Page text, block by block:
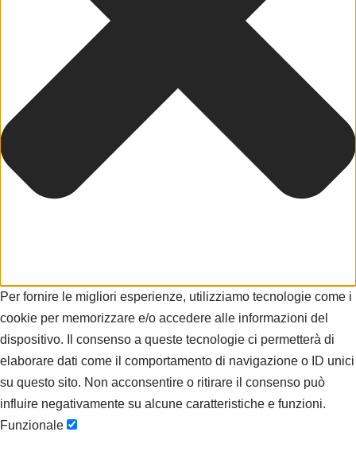
Per fornire le migliori esperienze, utilizziamo tecnologie come i
cookie per memorizzare e/o accedere alle informazioni del
dispositivo. Il consenso a queste tecnologie ci permetterà di
elaborare dati come il comportamento di navigazione o ID unici
su questo sito. Non acconsentire o ritirare il consenso può
influire negativamente su alcune caratteristiche e funzioni.
Funzionale